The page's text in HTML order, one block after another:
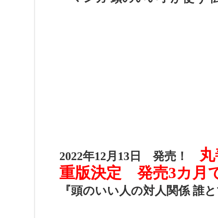
2022年12月13日 発売！
重版決定 発売3カ月
『頭のいい人の対人関係 誰